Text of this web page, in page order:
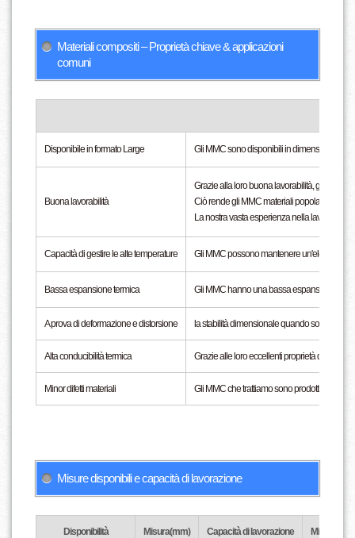
Materiali compositi – Proprietà chiave & applicazioni
comuni
Disponibile in formato Large Gli MMC sono disponibili in dimensioni
Buona lavorabilità
Grazie alla loro buona lavorabilità, gli MMC
Ciò rende gli MMC materiali popolari per
La nostra vasta esperienza nella
Capacità di gestire le alte temperature Gli MMC possono mantenere un'elevata
Bassa espansione termica Gli MMC hanno una bassa espansione
A prova di deformazione e distorsione la stabilità dimensionale quando sono
Alta conducibilità termica Grazie alle loro eccellenti proprietà di
Minor difetti materiali Gli MMC che trattiamo sono prodotti con il
Misure disponibili e capacità di lavorazione
Disponibilità Misura(mm) Capacità di lavorazione